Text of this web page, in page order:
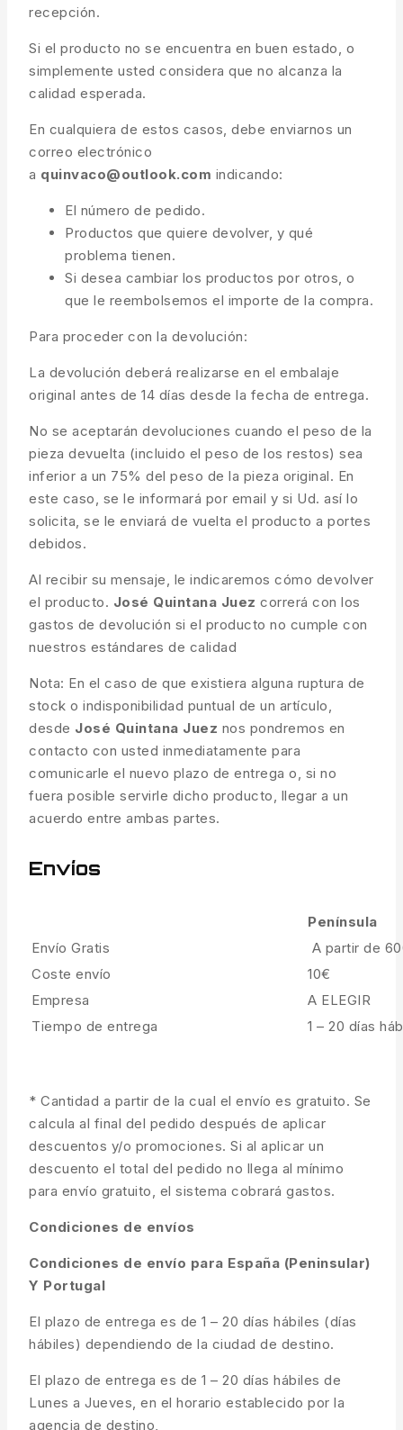
recepción.
Si el producto no se encuentra en buen estado, o
simplemente usted considera que no alcanza la
calidad esperada.
En cualquiera de estos casos, debe enviarnos un
correo electrónico
a quinvaco@outlook.com indicando:
El número de pedido.
Productos que quiere devolver, y qué
problema tienen.
Si desea cambiar los productos por otros, o
que le reembolsemos el importe de la compra.
Para proceder con la devolución:
La devolución deberá realizarse en el embalaje
original antes de 14 días desde la fecha de entrega.
No se aceptarán devoluciones cuando el peso de la
pieza devuelta (incluido el peso de los restos) sea
inferior a un 75% del peso de la pieza original. En
este caso, se le informará por email y si Ud. así lo
solicita, se le enviará de vuelta el producto a portes
debidos.
Al recibir su mensaje, le indicaremos cómo devolver
el producto. José Quintana Juez correrá con los
gastos de devolución si el producto no cumple con
nuestros estándares de calidad
Nota: En el caso de que existiera alguna ruptura de
stock o indisponibilidad puntual de un artículo,
desde José Quintana Juez nos pondremos en
contacto con usted inmediatamente para
comunicarle el nuevo plazo de entrega o, si no
fuera posible servirle dicho producto, llegar a un
acuerdo entre ambas partes.
Envíos
Península
Envío Gratis
A partir de
Coste envío
10€
Empresa
A ELEGIR
Tiempo de entrega
1 – 20 días
* Cantidad a partir de la cual el envío es gratuito. Se
calcula al final del pedido después de aplicar
descuentos y/o promociones. Si al aplicar un
descuento el total del pedido no llega al mínimo
para envío gratuito, el sistema cobrará gastos.
Condiciones de envíos
Condiciones de envío para España (Peninsular)
Y Portugal
El plazo de entrega es de 1 – 20 días hábiles (días
hábiles) dependiendo de la ciudad de destino.
El plazo de entrega es de 1 – 20 días hábiles de
Lunes a Jueves, en el horario establecido por la
agencia de destino,